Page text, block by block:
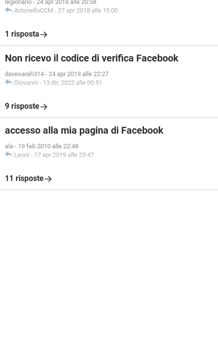
legionario - 24 apr 2018 alle 20:58
AntonelloCCM - 27 apr 2018 alle 15:00
1 risposta
Non ricevo il codice di verifica Facebook
davesarah314 - 24 apr 2019 alle 22:27
Giovanni - 13 dic 2022 alle 00:51
9 risposte
accesso alla mia pagina di Facebook
ala - 19 feb 2010 alle 22:48
Leoni - 17 apr 2019 alle 23:47
11 risposte